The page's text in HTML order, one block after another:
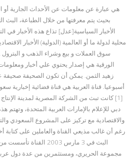
بحيث يتم معرفتها من خلال الطباعة، البث
الأخبار السياسية[عدل] تذاع هذه الأخبار في
محلية لدولة ما أو العالمية (الدولية) الأخبار
سوق العملات و بيع وشراء الذهب و البترول .
الورقية هي إصدار يحتوي علي أخبار
زهيد الثمن. يمكن أن تكون الصحيفة صحيفة
أسبوعيا. قناة العربية هي قناة فضائية إخبارية
[1] كانت تبث من الشركة المصرية لمدينة
دبي للإعلام بالإمارات العربية المتحدة، وتهتم
والاقتصادية مع تركيز على المشروع السعودي
البث في 3 مارس 2003